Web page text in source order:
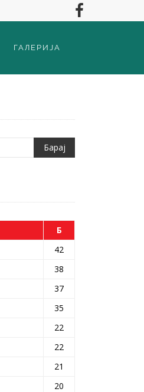
ГАЛЕРИЈА
Б
42
38
37
35
22
22
21
20